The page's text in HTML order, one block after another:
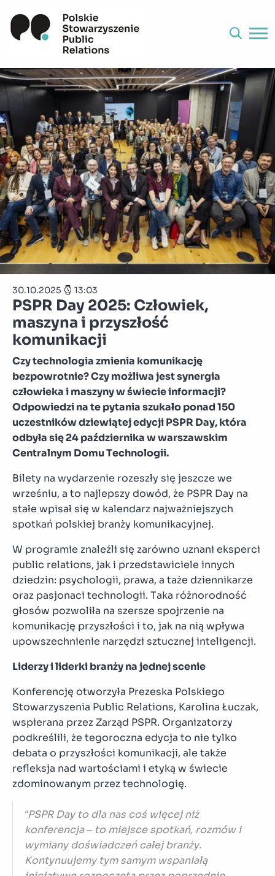
30.10.2025 13:03
PSPR Day 2025: Człowiek,
maszyna i przyszłość
komunikacji
Czy technologia zmienia komunikację
bezpowrotnie? Czy możliwa jest synergia
człowieka i maszyny w świecie informacji?
Odpowiedzi na te pytania szukało ponad 150
uczestników dziewiątej edycji PSPR Day, która
odbyła się 24 października w warszawskim
Centralnym Domu Technologii.
Bilety na wydarzenie rozeszły się jeszcze we
wrześniu, a to najlepszy dowód, że PSPR Day na
stałe wpisał się w kalendarz najważniejszych
spotkań polskiej branży komunikacyjnej.
W programie znaleźli się zarówno uznani eksperci
public relations, jak i przedstawiciele innych
dziedzin: psychologii, prawa, a taże dziennikarze
oraz pasjonaci technologii. Taka różnorodność
głosów pozwoliła na szersze spojrzenie na
komunikację przyszłości i to, jak na nią wpływa
upowszechnienie narzędzi sztucznej inteligencji.
Liderzy i liderki branży na jednej scenie
Konferencję otworzyła Prezeska Polskiego
Stowarzyszenia Public Relations, Karolina Łuczak,
wspierana przez Zarząd PSPR. Organizatorzy
podkreślili, że tegoroczna edycja to nie tylko
debata o przyszłości komunikacji, ale także
refleksja nad wartościami i etyką w świecie
zdominowanym przez technologię.
“PSPR Day to dla nas coś więcej niż
konferencja – to miejsce spotkań, rozmów i
wymiany doświadczeń całej branży.
Kontynuujemy tym samym wspaniałą